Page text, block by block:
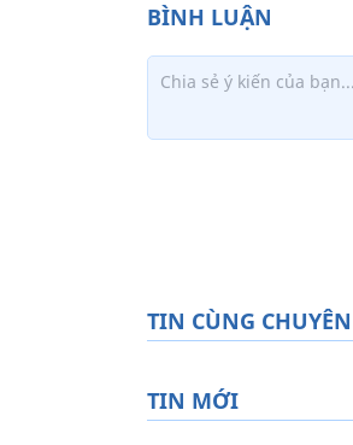
TIN CÙNG
TIN MỚI